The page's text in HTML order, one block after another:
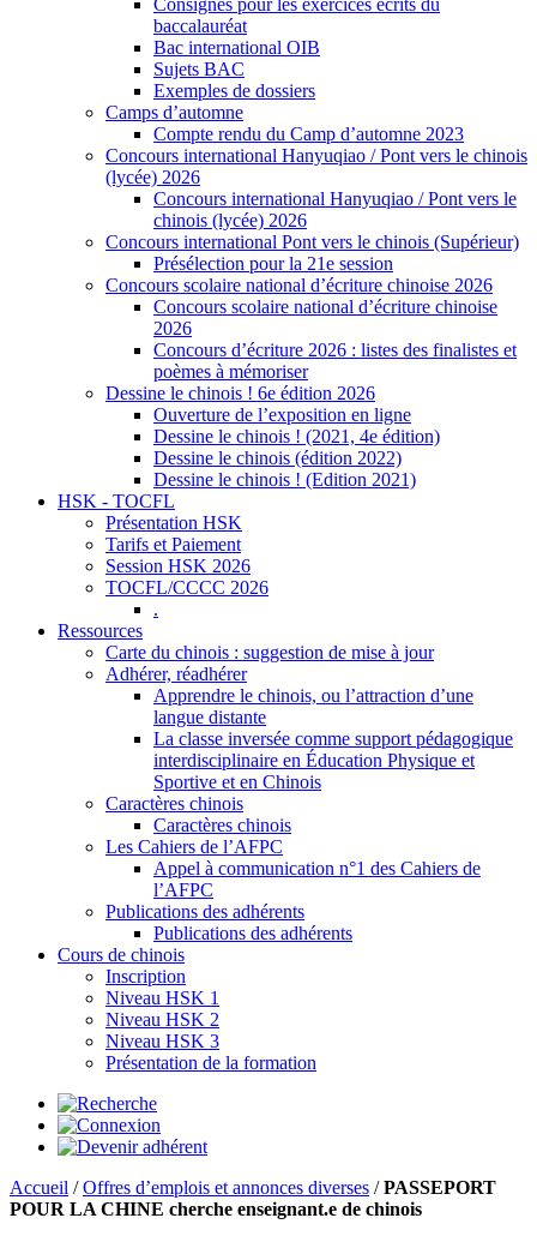
Consignes pour les exercices écrits du
baccalauréat
Bac international OIB
Sujets BAC
Exemples de dossiers
Camps d’automne
Compte rendu du Camp d’automne 2023
Concours international Hanyuqiao / Pont vers le chinois
(lycée) 2026
Concours international Hanyuqiao / Pont vers le
chinois (lycée) 2026
Concours international Pont vers le chinois (Supérieur)
Présélection pour la 21e session
Concours scolaire national d’écriture chinoise 2026
Concours scolaire national d’écriture chinoise
2026
Concours d’écriture 2026 : listes des finalistes et
poèmes à mémoriser
Dessine le chinois ! 6e édition 2026
Ouverture de l’exposition en ligne
Dessine le chinois ! (2021, 4e édition)
Dessine le chinois (édition 2022)
Dessine le chinois ! (Edition 2021)
HSK - TOCFL
Présentation HSK
Tarifs et Paiement
Session HSK 2026
TOCFL/CCCC 2026
.
Ressources
Carte du chinois : suggestion de mise à jour
Adhérer, réadhérer
Apprendre le chinois, ou l’attraction d’une
langue distante
La classe inversée comme support pédagogique
interdisciplinaire en Éducation Physique et
Sportive et en Chinois
Caractères chinois
Caractères chinois
Les Cahiers de l’AFPC
Appel à communication n°1 des Cahiers de
l’AFPC
Publications des adhérents
Publications des adhérents
Cours de chinois
Inscription
Niveau HSK 1
Niveau HSK 2
Niveau HSK 3
Présentation de la formation
Accueil /Offres d’emplois et annonces diverses /PASSEPORT
POUR LA CHINE cherche enseignant.e de chinois